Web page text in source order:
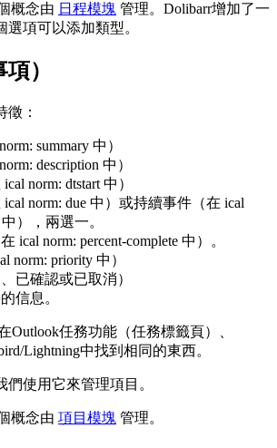
概念由 日程模塊 管理。Dolibarr增加了一
項可以添加類型。
）
徵：
summary 中）
description 中）
norm: dtstart 中）
norm: due 中）或持續事件（在 ical
），兩選一。
ical norm: percent-complete 中）。
norm: priority 中）
已確認或已取消）
信息。
Outlook任務功能（任務標籤頁）、
Lightning中找到相同的東西。
使用它來管理項目。
概念由 項目模塊 管理。